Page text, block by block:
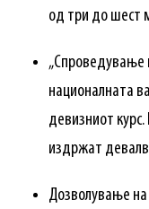
од три до шест
„Спроведување
националната
девизниот
издржат
Дозволување